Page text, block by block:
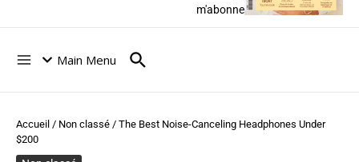
m'abonne
Main Menu
Accueil / Non classé / The Best Noise-Canceling Headphones Under
$200